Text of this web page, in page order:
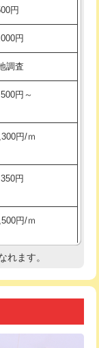
円
円
調査
円～
円/ｍ
円
円/ｍ
調査
れます。